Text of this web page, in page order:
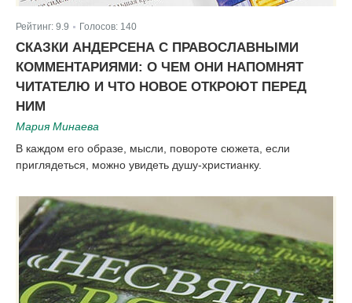
Рейтинг: 9.9 Голосов: 140
СКАЗКИ АНДЕРСЕНА С ПРАВОСЛАВНЫМИ
КОММЕНТАРИЯМИ: О ЧЕМ ОНИ НАПОМНЯТ
ЧИТАТЕЛЮ И ЧТО НОВОЕ ОТКРОЮТ ПЕРЕД
НИМ
Мария Минаева
В каждом его образе, мысли, повороте сюжета, если
приглядеться, можно увидеть душу-христианку.